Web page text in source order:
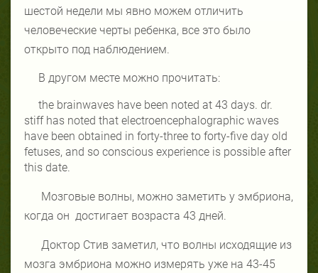
шестой недели мы явно можем отличить
человеческие черты ребенка, все это было
открыто под наблюдением.
В другом месте можно прочитать:
the brainwaves have been noted at 43 days. dr.
stiff has noted that electroencephalographic waves
have been obtained in forty-three to forty-five day old
fetuses, and so conscious experience is possible after
this date.
Мозговые волны, можно заметить у эмбриона,
когда он достигает возраста 43 дней.
Доктор Стив заметил, что волны исходящие из
мозга эмбриона можно измерять уже на 43-45